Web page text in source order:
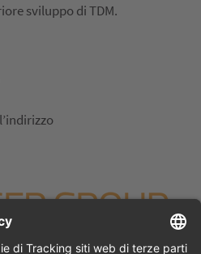
sviluppo di TDM.